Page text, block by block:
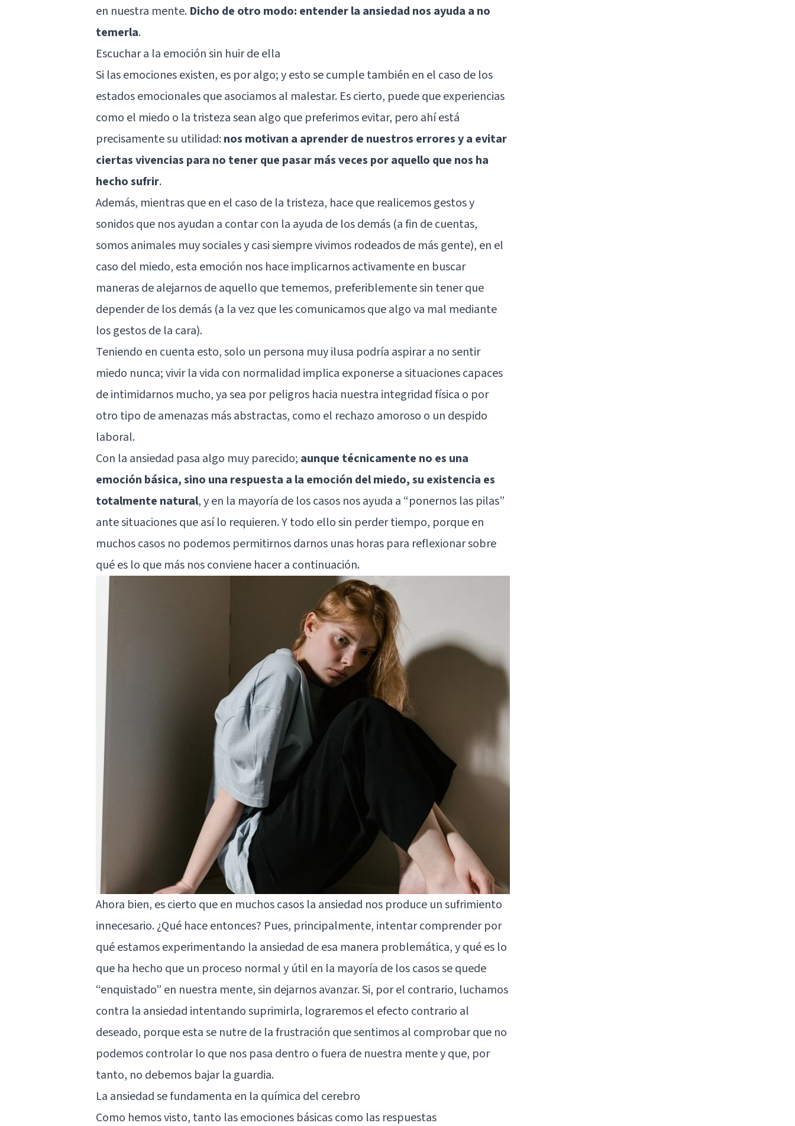
en nuestra mente. Dicho de otro modo: entender la ansiedad nos ayuda a no
temerla.
Escuchar a la emoción sin huir de ella
Si las emociones existen, es por algo; y esto se cumple también en el caso de los
estados emocionales que asociamos al malestar. Es cierto, puede que experiencias
como el miedo o la tristeza sean algo que preferimos evitar, pero ahí está
precisamente su utilidad:nos motivan a aprender de nuestros errores y a evitar
ciertas vivencias para no tener que pasar más veces por aquello que nos ha
hecho sufrir.
Además, mientras que en el caso de la tristeza, hace que realicemos gestos y
sonidos que nos ayudan a contar con la ayuda de los demás (a fin de cuentas,
somos animales muy sociales y casi siempre vivimos rodeados de más gente), en el
caso del miedo, esta emoción nos hace implicarnos activamente en buscar
maneras de alejarnos de aquello que tememos, preferiblemente sin tener que
depender de los demás (a la vez que les comunicamos que algo va mal mediante
los gestos de la cara).
Teniendo en cuenta esto, solo un persona muy ilusa podría aspirar a no sentir
miedo nunca; vivir la vida con normalidad implica exponerse a situaciones capaces
de intimidarnos mucho, ya sea por peligros hacia nuestra integridad física o por
otro tipo de amenazas más abstractas, como el rechazo amoroso o un despido
laboral.
Con la ansiedad pasa algo muy parecido; aunque técnicamente no es una
emoción básica, sino una respuesta a la emoción del miedo, su existencia es
totalmente natural, y en la mayoría de los casos nos ayuda a “ponernos las pilas”
ante situaciones que así lo requieren. Y todo ello sin perder tiempo, porque en
muchos casos no podemos permitirnos darnos unas horas para reflexionar sobre
qué es lo que más nos conviene hacer a continuación.
Ahora bien, es cierto que en muchos casos la ansiedad nos produce un sufrimiento
innecesario. ¿Qué hace entonces? Pues, principalmente, intentar comprender por
qué estamos experimentando la ansiedad de esa manera problemática, y qué es lo
que ha hecho que un proceso normal y útil en la mayoría de los casos se quede
“enquistado” en nuestra mente, sin dejarnos avanzar. Si, por el contrario, luchamos
contra la ansiedad intentando suprimirla, lograremos el efecto contrario al
deseado, porque esta se nutre de la frustración que sentimos al comprobar que no
podemos controlar lo que nos pasa dentro o fuera de nuestra mente y que, por
tanto, no debemos bajar la guardia.
La ansiedad se fundamenta en la química del cerebro
Como hemos visto, tanto las emociones básicas como las respuestas